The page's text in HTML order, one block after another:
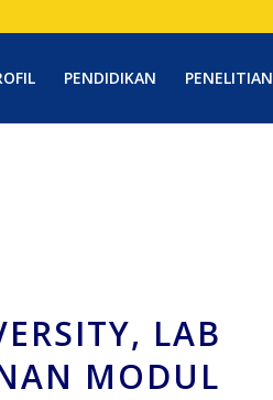
PENDIDIKAN PENELITIAN
LAB
MODUL